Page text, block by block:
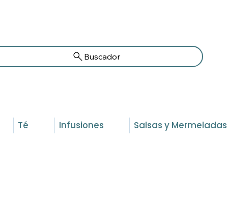
Té Infusiones Salsas y Mermeladas
Buscador